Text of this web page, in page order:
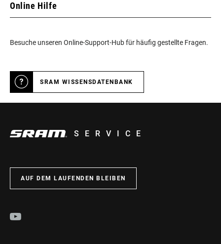
Online Hilfe
Besuche unseren Online-Support-Hub für häufig gestellte Fragen.
SRAM WISSENSDATENBANK
SERVICE
AUF DEM LAUFENDEN BLEIBEN